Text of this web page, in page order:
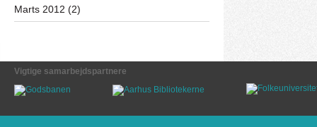
Marts 2012 (2)
Vigtige samarbejdspartnere